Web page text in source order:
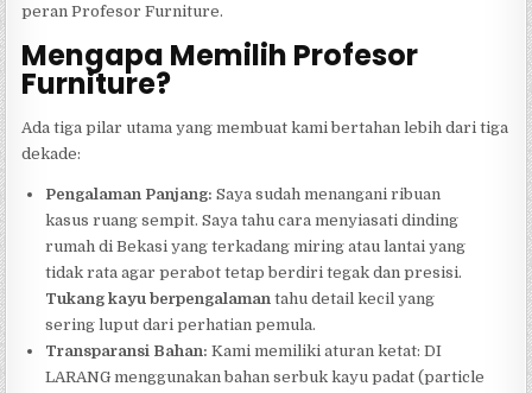
peran Profesor Furniture.
Mengapa Memilih Profesor
Furniture?
Ada tiga pilar utama yang membuat kami bertahan lebih dari tiga
dekade:
Pengalaman Panjang: Saya sudah menangani ribuan
kasus ruang sempit. Saya tahu cara menyiasati dinding
rumah di Bekasi yang terkadang miring atau lantai yang
tidak rata agar perabot tetap berdiri tegak dan presisi.
Tukang kayu berpengalaman tahu detail kecil yang
sering luput dari perhatian pemula.
Transparansi Bahan: Kami memiliki aturan ketat: DI
LARANG menggunakan bahan serbuk kayu padat (particle